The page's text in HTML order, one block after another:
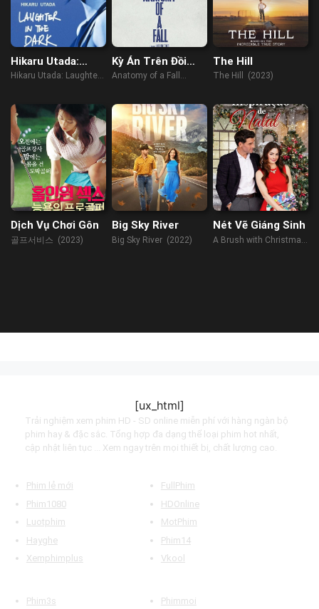
Hikaru Utada:
Laughter in the
Hikaru Utada: Laughter
(2019)
Kỳ Án Trên Đồi
Tuyết
Anatomy of a Fall
The Hill
The Hill (2023)
Dịch Vụ Chơi Gôn
골프서비스 (2023)
Big Sky River
Big Sky River (2022)
Nét Vẽ Giáng Sinh
A Brush with Christmas